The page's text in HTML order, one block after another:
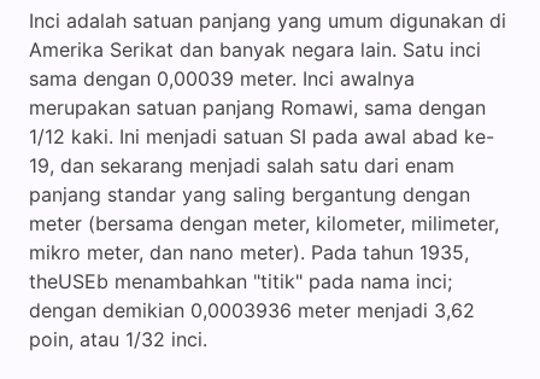
Inci adalah satuan panjang yang umum digunakan di
Amerika Serikat dan banyak negara lain. Satu inci
sama dengan 0,00039 meter. Inci awalnya
merupakan satuan panjang Romawi, sama dengan
1/12 kaki. Ini menjadi satuan SI pada awal abad ke-
19, dan sekarang menjadi salah satu dari enam
panjang standar yang saling bergantung dengan
meter (bersama dengan meter, kilometer, milimeter,
mikro meter, dan nano meter). Pada tahun 1935,
theUSEb menambahkan "titik" pada nama inci;
dengan demikian 0,0003936 meter menjadi 3,62
poin, atau 1/32 inci.